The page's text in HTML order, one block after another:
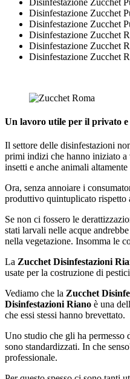
Disinfestazione Zucchet
Disinfestazione Zucchet
Disinfestazione Zucchet
Disinfestazione Zucchet
Disinfestazione Zucchet
Un lavoro utile per il privato e
Il settore delle disinfestazioni
primi indizi che hanno iniziato a
insetti e anche animali
Ora, senza annoiare i
produttivo quintuplicato rispetto
Se non ci fossero le
stati larvali nelle acque
nella vegetazione. Insomma le
La Zucchet Disinfestazioni
usate per la costruzione di
Vediamo che la Zucchet
Disinfestazioni Riano è una
che essi stessi hanno brevettato.
Uno studio che gli ha permesso
sono standardizzati. In che
professionale.